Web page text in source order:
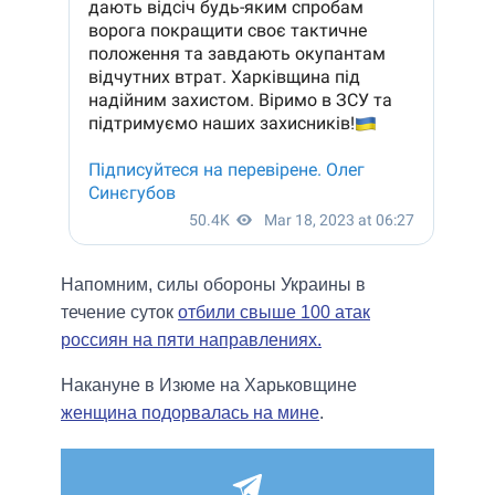
Напомним, силы обороны Украины в
течение суток отбили свыше 100 атак
россиян на пяти направлениях.
Накануне в Изюме на Харьковщине
женщина подорвалась на мине.